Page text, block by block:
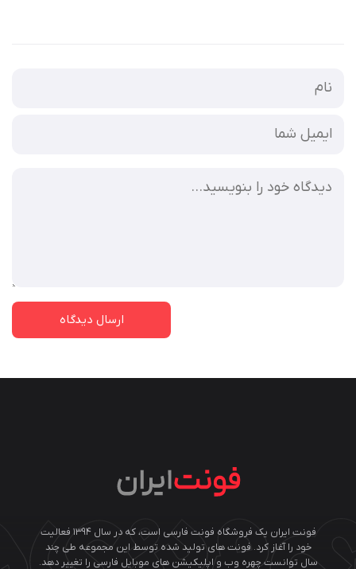
فونت ایران یک فروشگاه فونت فارسی است، که در سال ۱۳۹۴ فعالیت
خود را آغاز کرد. فونت های تولید شده توسط این مجموعه طی چند
سال توانست چهره وب و اپلیکیشن های موبایل فارسی را تغییر دهد.